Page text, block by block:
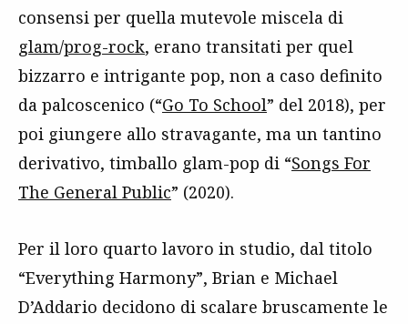
consensi per quella mutevole miscela di
glam/prog-rock, erano transitati per quel
bizzarro e intrigante pop, non a caso definito
da palcoscenico (“Go To School” del 2018), per
poi giungere allo stravagante, ma un tantino
derivativo, timballo glam-pop di “Songs For
The General Public” (2020).
Per il loro quarto lavoro in studio, dal titolo
“Everything Harmony”, Brian e Michael
D’Addario decidono di scalare bruscamente le